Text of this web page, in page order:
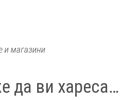
и магазини
да ви хареса…